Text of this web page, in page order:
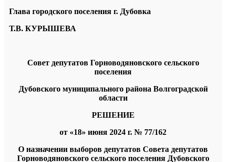
Глава городского поселения г. Дубовка
Т.В. КУРЫШЕВА
Совет депутатов Горноводяновского сельского
поселения
Дубовского муниципального района Волгоградской
области
РЕШЕНИЕ
от «18» июня 2024 г. № 77/162
О назначении выборов депутатов Совета депутатов
Горноводяновского сельского поселения Дубовского